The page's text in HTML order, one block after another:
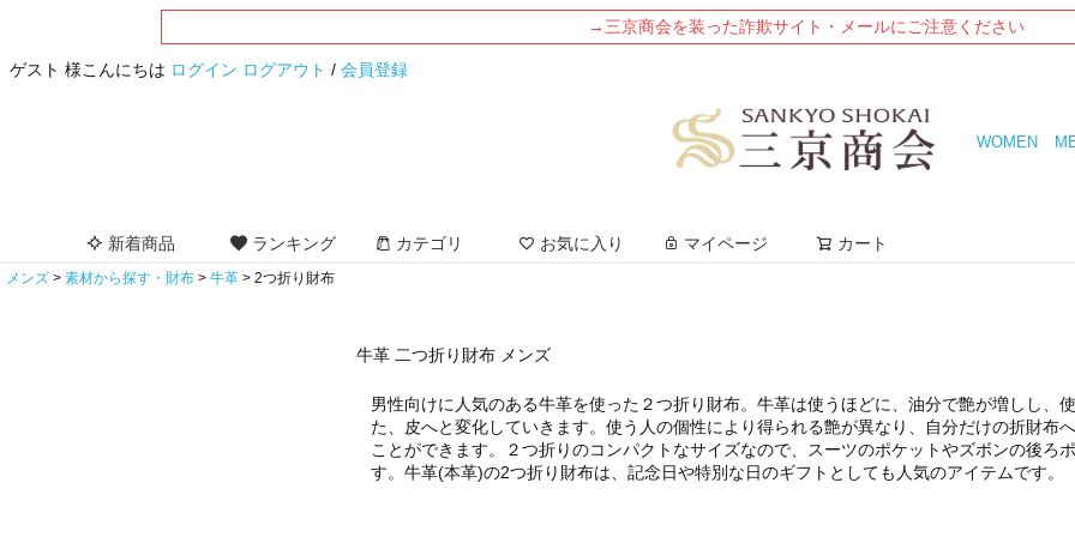
→三京商会を装った詐欺サイト・メールにご注意ください
ゲスト 様こんにちは ログイン ログアウト / 会員登録
WOMEN
新着商品 ランキング カテゴリ お気に入り マイページ カート
メンズ 素材から探す・財布 牛革 2つ折り財布
牛革 二つ折り財布 メンズ
男性向けに人気のある牛革を使った２つ折り財布。牛革は使うほどに、油分で艶が増しし、
た、皮へと変化していきます。使う人の個性により得られる艶が異なり、自分だけの折財布
ことができます。２つ折りのコンパクトなサイズなので、スーツのポケットやズボンの後ろ
す。牛革(本革)の2つ折り財布は、記念日や特別な日のギフトとしても人気のアイテムです。